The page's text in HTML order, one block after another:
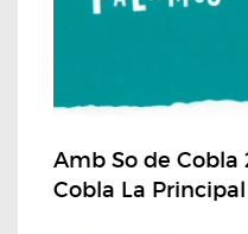
Amb So de Cobla
Cobla La